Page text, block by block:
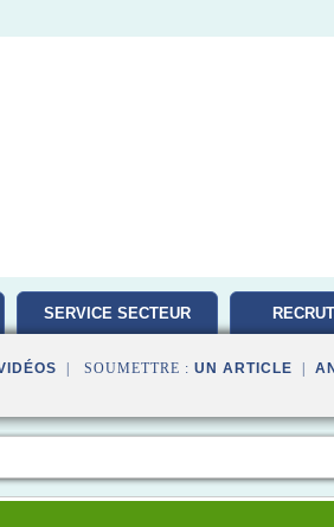
SERVICE SECTEUR
| SOUMETTRE : UN ARTICLE